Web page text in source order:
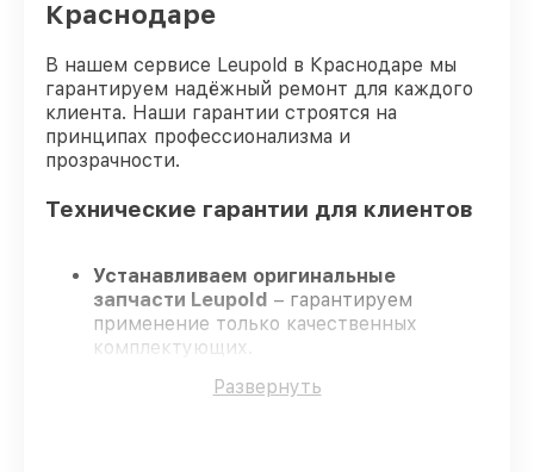
Краснодаре
В нашем сервисе Leupold в Краснодаре мы
гарантируем надёжный ремонт для каждого
клиента. Наши гарантии строятся на
принципах профессионализма и
прозрачности.
Технические гарантии для клиентов
Устанавливаем оригинальные
запчасти Leupold – гарантируем
применение только качественных
комплектующих.
проходят жёсткий контроль знаний и
Развернуть